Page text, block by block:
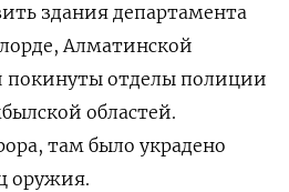
здания департамента
Алматинской
покинуты отделы полиции
областей.
там было украдено
оружия.